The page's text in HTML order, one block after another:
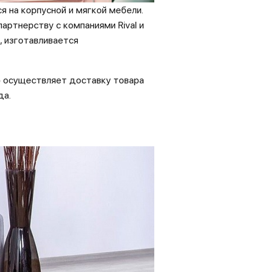
на корпусной и мягкой мебели.
с компаниями Rival и
доставку товара